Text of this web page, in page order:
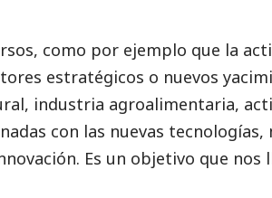
como por ejemplo que la
estratégicos o nuevos
industria agroalimentaria,
con las nuevas
Es un objetivo que nos